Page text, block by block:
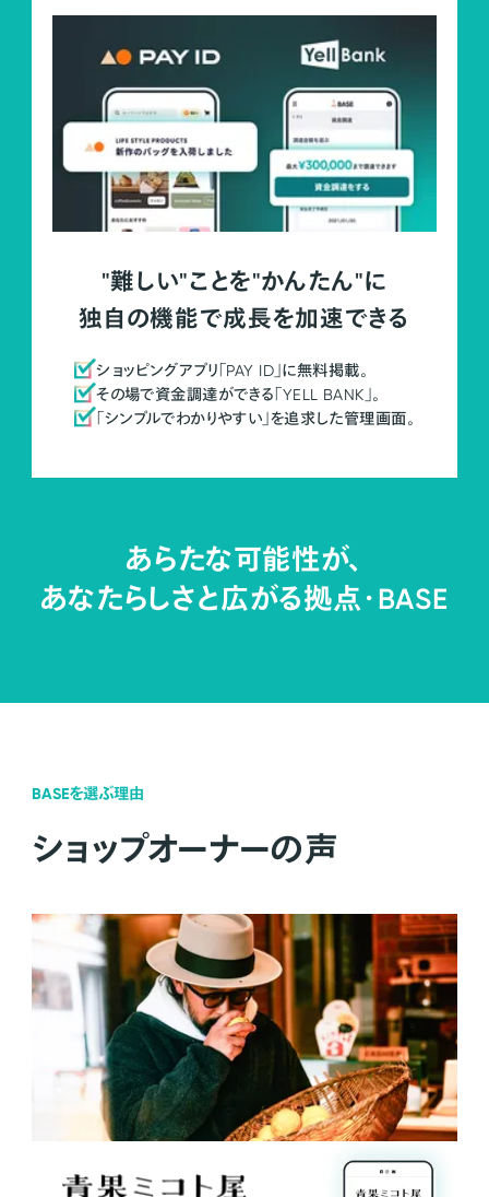
"難しい"ことを"かんたん"に
独自の機能で成長を加速できる
ショッピングアプリ「PAY ID」に無料掲載。
その場で資金調達ができる「YELL BANK」。
「シンプルでわかりやすい」を追求した管理画面。
あらたな可能性が、
あなたらしさと広がる拠点・BASE
BASEを選ぶ理由
ショップオーナーの声